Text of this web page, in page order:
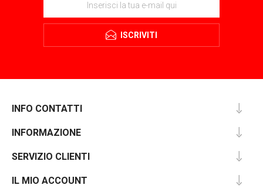
ISCRIVITI
INFO CONTATTI
INFORMAZIONE
SERVIZIO CLIENTI
IL MIO ACCOUNT